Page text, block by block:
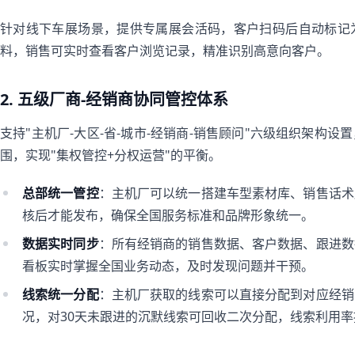
针对线下车展场景，提供专属展会活码，客户扫码后自动标
料，销售可实时查看客户浏览记录，精准识别高意向客户。
2. 五级厂商-经销商协同管控体系
支持"主机厂-大区-省-城市-经销商-销售顾问"六级组织架构设
围，实现"集权管控+分权运营"的平衡。
总部统一管控：主机厂可以统一搭建车型素材库、销售话
核后才能发布，确保全国服务标准和品牌形象统一。
数据实时同步：所有经销商的销售数据、客户数据、跟进
看板实时掌握全国业务动态，及时发现问题并干预。
线索统一分配：主机厂获取的线索可以直接分配到对应经
况，对30天未跟进的沉默线索可回收二次分配，线索利用